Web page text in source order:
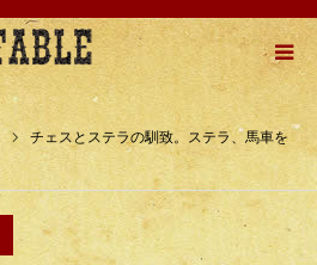
チェスとステラの馴致。ステラ、馬車を